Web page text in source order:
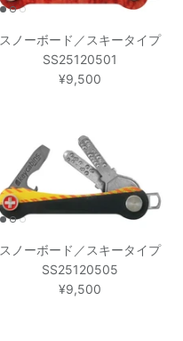
スノーボード／スキータイプ
SS25120501
¥9,500
スノーボード／スキータイプ
SS25120505
¥9,500